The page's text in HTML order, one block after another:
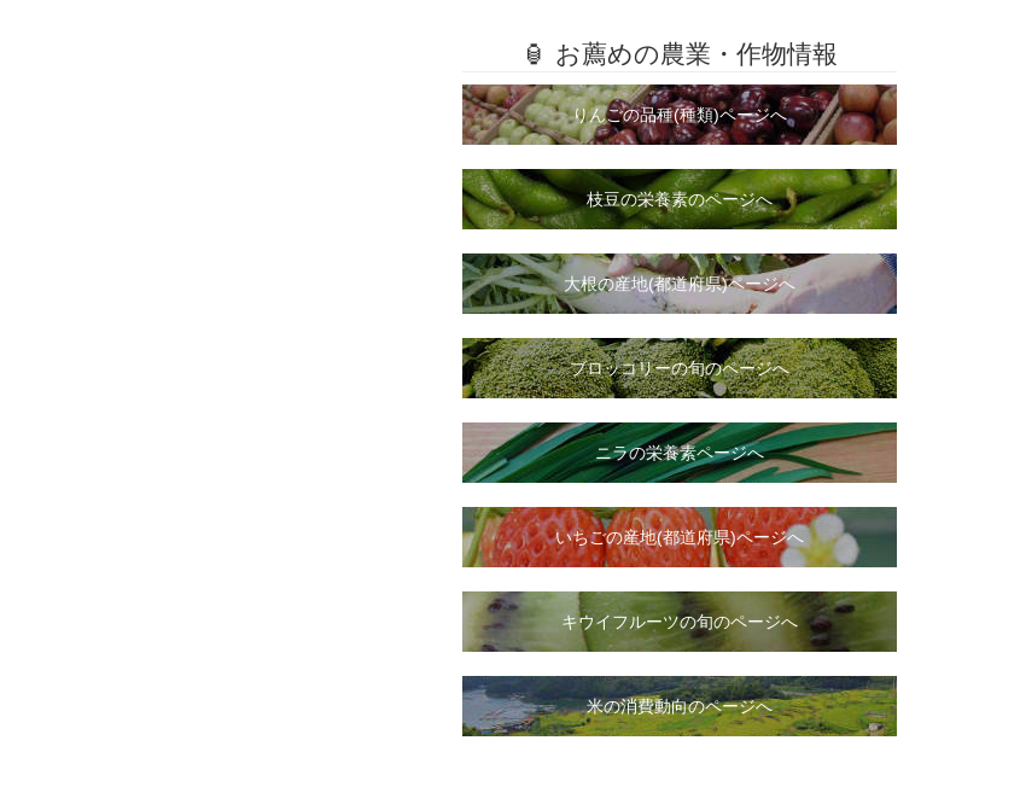
🏮 お薦めの農業・作物情報
りんごの品種(種類)ページへ
枝豆の栄養素のページへ
大根の産地(都道府県)ページへ
ブロッコリーの旬のページへ
ニラの栄養素ページへ
いちごの産地(都道府県)ページへ
キウイフルーツの旬のページへ
米の消費動向のページへ